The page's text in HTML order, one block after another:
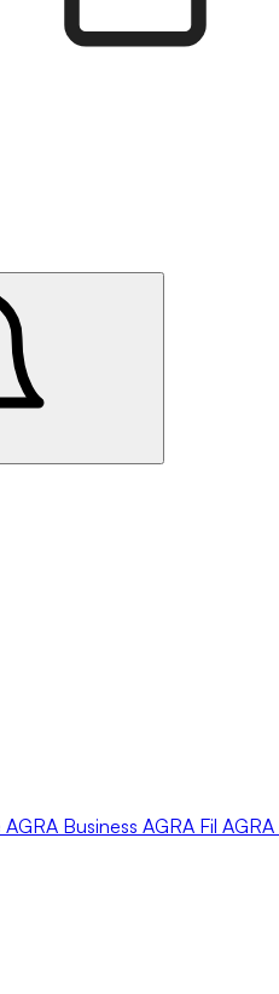
AGRA Business AGRA Fil AGRA